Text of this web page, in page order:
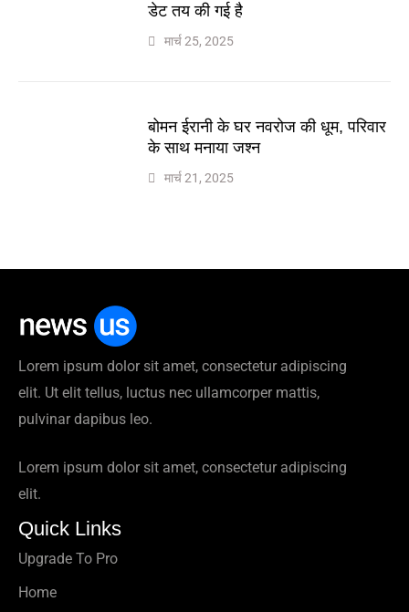
डेट तय की गई है
मार्च 25, 2025
बोमन ईरानी के घर नवरोज की धूम, परिवार
के साथ मनाया जश्न
मार्च 21, 2025
Lorem ipsum dolor sit amet, consectetur adipiscing
elit. Ut elit tellus, luctus nec ullamcorper mattis,
pulvinar dapibus leo.
Lorem ipsum dolor sit amet, consectetur adipiscing
elit.
Quick Links
Upgrade To Pro
Home